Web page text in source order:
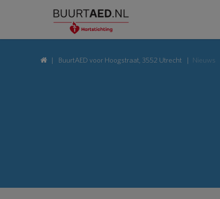
BuurtAED voor Hoogstraat, 3552 Utrecht Nieuws